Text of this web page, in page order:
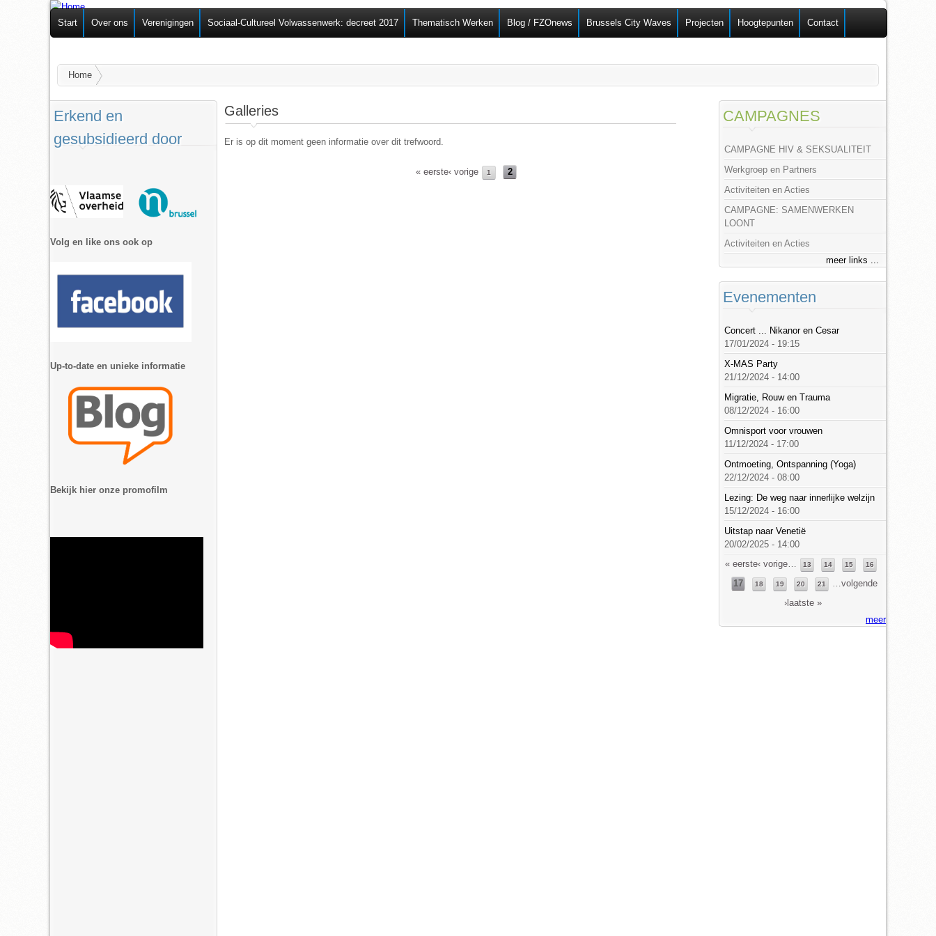
Overslaan en naar de
algemene inhoud gaan
Federatie van
Zelforganisaties
Start Over ons Verenigingen Sociaal-Cultureel Volwassenwerk: decreet 2017 Thematisch Werken Blog / FZOnews Brussels City Waves Projecten Hoogtepunten Contact
U bent hier
Home
Galleries
Er is op dit moment geen informatie over dit trefwoord.
« eerste‹ vorige 1 2
Erkend en
gesubsidieerd door
Volg en like ons ook op
Up-to-date en unieke informatie
Bekijk hier onze promofilm
CAMPAGNES
CAMPAGNE HIV & SEKSUALITEIT
Werkgroep en Partners
Activiteiten en Acties
CAMPAGNE: SAMENWERKEN
LOONT
Activiteiten en Acties
meer links ...
Evenementen
Concert ... Nikanor en Cesar
17/01/2024 - 19:15
X-MAS Party
21/12/2024 - 14:00
Migratie, Rouw en Trauma
08/12/2024 - 16:00
Omnisport voor vrouwen
11/12/2024 - 17:00
Ontmoeting, Ontspanning (Yoga)
22/12/2024 - 08:00
Lezing: De weg naar innerlijke welzijn
15/12/2024 - 16:00
Uitstap naar Venetië
20/02/2025 - 14:00
Pagina's
« eerste‹ vorige… 13 14 15 16
17 18 19 20 21 …volgende
›laatste »
meer